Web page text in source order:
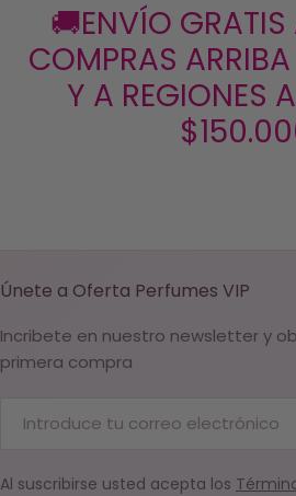
🚚ENVÍO GRATIS
COMPRAS
Y A REGIONES
Únete a Oferta Perfumes VIP
Incribete en nuestro newsletter y
primera compra
electrónico
Al suscribirse usted acepta los